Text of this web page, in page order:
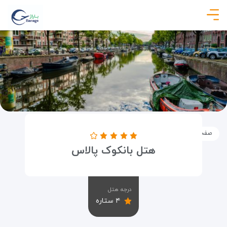
صفحه نخست اقامتگاه ها هتل بانکوک پالاس
هتل بانکوک پالاس
درجه هتل